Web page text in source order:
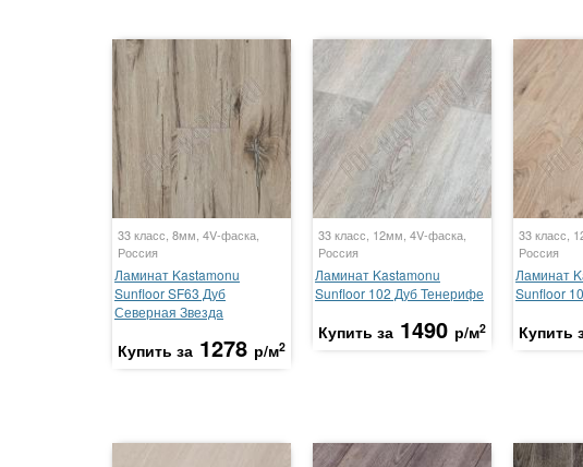
33 класс, 8мм, 4V-фаска,
Россия
Ламинат Kastamonu
Sunfloor SF63 Дуб
Северная Звезда
Купить за 1278 р/м2
33 класс, 12мм, 4V-фаска,
Россия
Ламинат Kastamonu
Sunfloor 102 Дуб Тенерифе
Купить за 1490 р/м2
33 класс,
Россия
Ламинат
Sunfloor
Купить